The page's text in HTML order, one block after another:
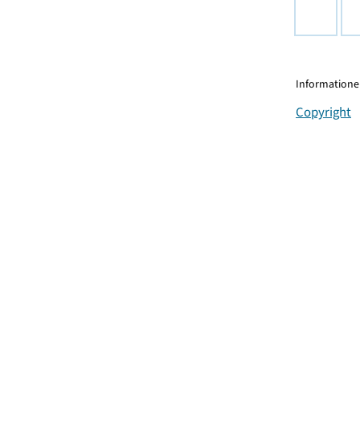
Copyright